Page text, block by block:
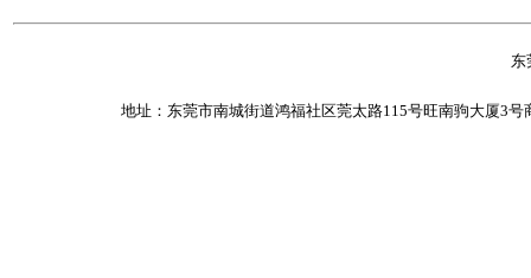
东
地址：东莞市南城街道鸿福社区莞太路115号旺南驹大厦3